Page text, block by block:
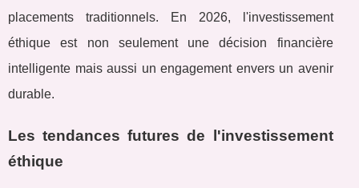
placements traditionnels. En 2026, l'investissement
éthique est non seulement une décision financière
intelligente mais aussi un engagement envers un avenir
durable.
Les tendances futures de l'investissement
éthique